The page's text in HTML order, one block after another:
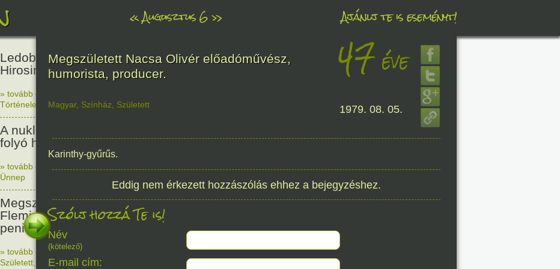
«Augusztus 6» Ajánlj te is eseményt!
Ledobták az első atombombát
Hirosimára.
81éve
» tovább olvasom
Történelem
A nukleáris fegyverek betiltásáért
folyó harc világnapja
48éve
» tovább olvasom
Ünnep
1978. 08. 06.
Megszületett Sir Alexander
Fleming, Nobel-díjas angol orvos, a
penicillin felfedezője.
145éve
» tovább olvasom|1 hozzászólás, szólj Te is hozzá!
Született
Alkotás 1881. 08. 06.
Megszületett Nacsa Olivér előadóművész,
humorista, producer.
47éve
Magyar, Színház Született 1979. 08. 05.
Karinthy-gyűrűs.
Eddig nem érkezett hozzászólás ehhez a bejegyzéshez.
Szólj hozzá Te is!
Név
(kötelező)
E-mail cím: